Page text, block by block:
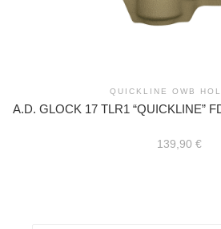
QUICKLINE OWB
A.D. GLOCK 17 TLR1 “QUICKLINE”
139,90 €